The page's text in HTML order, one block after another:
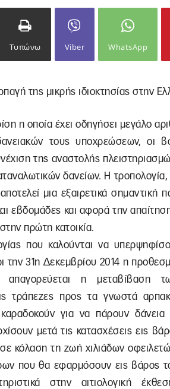
Τυπώνω Viber WhatsApp
της μικρής ιδιοκτησίας στην
η οποία έχει οδηγήσει μεγάλο
τους υποχρεώσεων, οι
της αναστολής
δανείων. Η
μια εξαιρετικά σημαντική
εβδομάδες και αφορά την
πρώτη κατοικία.
που καλούνται να
την 31η Δεκεμβρίου 2014 η
απαγορεύεται η μεταβίβαση
τράπεζες προς τα γνωστά
για να πάρουν δάνεια
μετά τις κατασχέσεις εις
κόλαση τη ζωή χιλιάδων
που θα εφαρμόσουν εις βάρος
στην αιτιολογική